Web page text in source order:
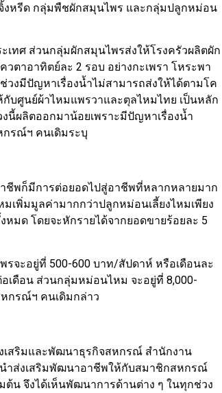
งหรีด กลุ่มพืชผักสมุนไพร และกลุ่มปลูกหม่อน
เทศ ส่วนกลุ่มผักสมุนไพรส่งให้โรงครัวผลิตผัก
ตาอาทิตย์ละ 2 รอบ อย่างกะเพรา โหระพา
วงมีปัญหาเรื่องน้ำไม่สามารถส่งให้ได้ตามโค
บศูนย์ผ้าไหมแพรวาและตุลไหมไทย เป็นหลัก
นี้ผลิตออกมาน้อยเพราะมีปัญหาเรื่องน้ำ
กรณ์ฯ คนเดิมระบุ
ชีพก็มีการต่อยอดไปสู่อาชีพที่หลากหลายมาก
เพิ่มมูลค่ามากกว่าปลูกหม่อนเลี้ยงไหมเพียง
มด โดยจะหักรายได้จากยอดขายร้อยละ 5
รจะอยู่ที่ 500-600 บาท/สัปดาห์ หรือเดือนละ
เดือน ส่วนกลุ่มหม่อนไหม จะอยู่ที่ 8,000-
หกรณ์ฯ คนเดิมกล่าว
สริมและพัฒนาธุรกิจสหกรณ์ สำนักงาน
ำส่งเสริมพัฒนาอาชีพให้กับสมาชิกสหกรณ์
ต้น จึงได้เห็นพัฒนาการด้านต่าง ๆ ในทุกช่วง